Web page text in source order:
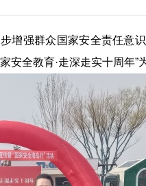
增强群众国家安全责任意
全教育·走深走实十周年”